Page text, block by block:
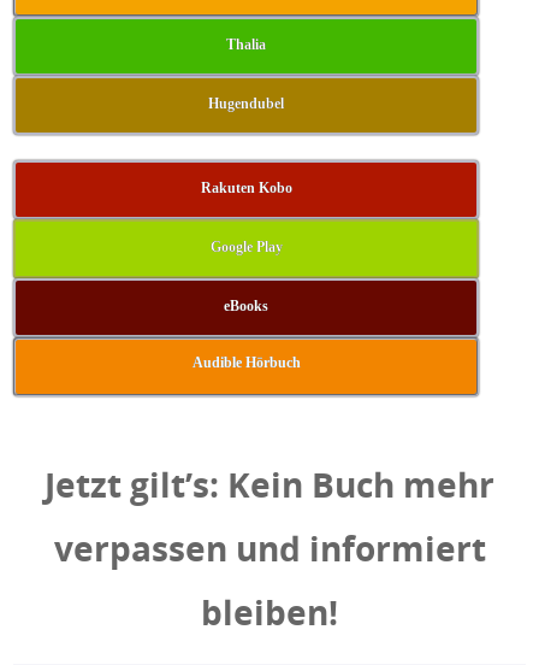
Thalia
Hugendubel
Rakuten Kobo
Google Play
eBooks
Audible Hörbuch
Jetzt gilt’s: Kein Buch mehr
verpassen und informiert
bleiben!